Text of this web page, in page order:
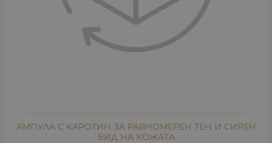
АМПУЛА С КАРОТИН ЗА РАВНОМЕРЕН ТЕН И СИЯЕН
ВИД НА КОЖАТА